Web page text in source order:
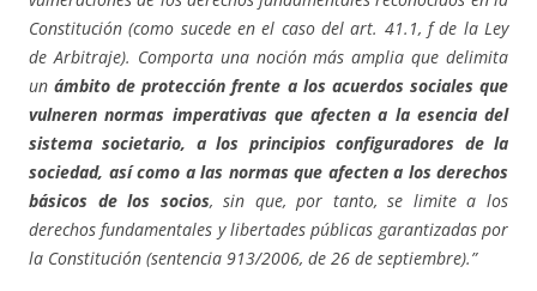
Constitución (como sucede en el caso del art. 41.1, f de la Ley
de Arbitraje). Comporta una noción más amplia que delimita
unámbito de protección frente a los acuerdos sociales que
vulneren normas imperativas que afecten a la esencia del
sistema societario, a los principios configuradores de la
sociedad, así como a las normas que afecten a los derechos
básicos de los socios, sin que, por tanto, se limite a los
derechos fundamentales y libertades públicas garantizadas por
la Constitución (sentencia 913/2006, de 26 de septiembre).”